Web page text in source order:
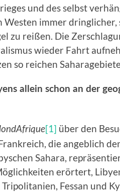
und des selbst
Westen immer
zu reißen. Die
wieder Fahrt
so reichen
allein schon an der
[1] über den
die angeblich
Sahara,
erörtert,
Fessan und